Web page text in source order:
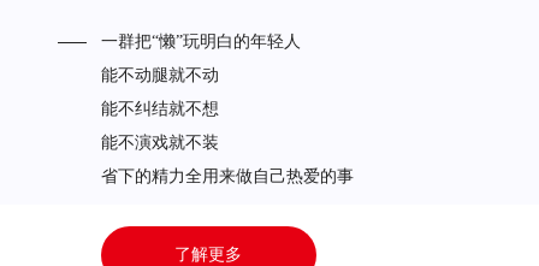
一群把“懒”玩明白的年轻人
能不动腿就不动
能不纠结就不想
能不演戏就不装
省下的精力全用来做自己热爱的事
了解更多